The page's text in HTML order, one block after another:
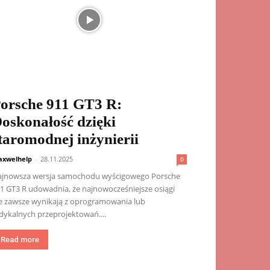
911 GT3 R:
dzięki
inżynierii
- 28.11.2025 0
wersja samochodu wyścigowego Porsche
GT3 R udowadnia, że najnowocześniejsze osiągi
zawsze wynikają z oprogramowania lub
przeprojektowań....
Read more